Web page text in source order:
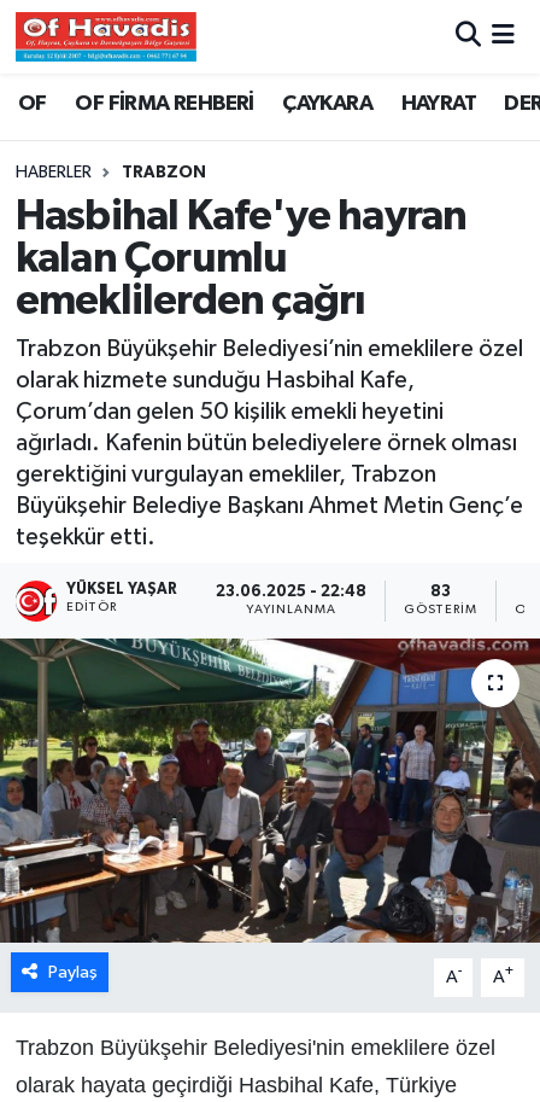
OF OF FİRMA REHBERİ ÇAYKARA HAYRAT
HABERLER TRABZON
Hasbihal Kafe'ye hayran
kalan Çorumlu
emeklilerden çağrı
Trabzon Büyükşehir Belediyesi’nin emeklilere özel
olarak hizmete sunduğu Hasbihal Kafe,
Çorum’dan gelen 50 kişilik emekli heyetini
ağırladı. Kafenin bütün belediyelere örnek olması
gerektiğini vurgulayan emekliler, Trabzon
Büyükşehir Belediye Başkanı Ahmet Metin Genç’e
teşekkür etti.
YÜKSEL YAŞAR
EDITÖR
23.06.2025 - 22:48
YAYINLANMA
83
GÖSTERIM
Paylaş A- A+
Trabzon Büyükşehir Belediyesi'nin emeklilere özel
olarak hayata geçirdiği Hasbihal Kafe, Türkiye
Trabzon Nöbetçi Eczaneler
Trabzon Namaz Vakitleri
Trabzon Trafik Yoğunluk Haritası
Süper Lig Puan Durumu ve Fikstür
Tüm Manşetler
Son Dakika Haberleri
Haber Arşivi